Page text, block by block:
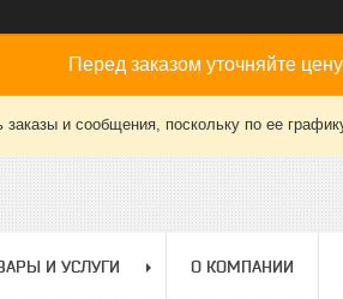
Перед заказом уточняйте цену
и сообщения, поскольку по ее
И УСЛУГИ О КОМПАНИИ